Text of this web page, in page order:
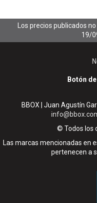
Los precios publicados
19/
Botón
BBOX | Juan Agustín
© Todos los
Las marcas mencionadas en
pertenecen a